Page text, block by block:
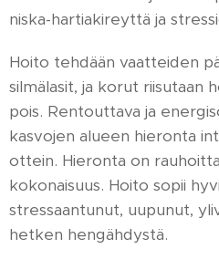
niska-hartiakireyttä ja
Hoito tehdään vaatteiden
silmälasit, ja korut riisutaan
pois. Rentouttava ja
kasvojen alueen hieronta
ottein. Hieronta on
kokonaisuus. Hoito sopii
stressaantunut, uupunut,
hetken hengähdystä.